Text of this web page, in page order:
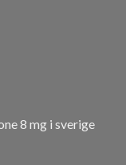
8 mg i sverige